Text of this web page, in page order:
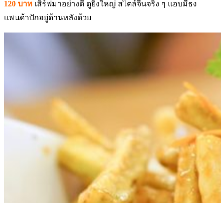
120 บาท เสิร์ฟมาอย่างดี ดูยิ่งใหญ่ สไตล์จีนจริง ๆ แอบมีธง
แพนด้าปักอยู่ด้านหลังด้วย